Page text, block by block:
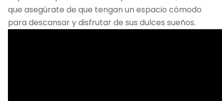
que asegúrate de que tengan un espacio cómodo
para descansar y disfrutar de sus dulces sueños.